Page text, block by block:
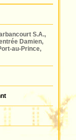
S.A.,
Damien,
au-Prince,